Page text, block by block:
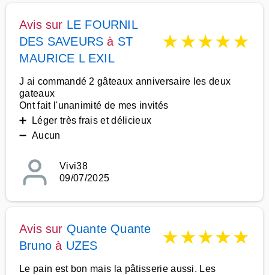
Avis sur LE FOURNIL
DES SAVEURS à ST
MAURICE L EXIL
★★★★★
J ai commandé 2 gâteaux anniversaire les deux
gateaux
Ont fait l'unanimité de mes invités
➕ Léger très frais et délicieux
➖ Aucun
Vivi38
09/07/2025
Avis sur Quante Quante
Bruno à UZES ★★★★★
Le pain est bon mais la pâtisserie aussi. Les